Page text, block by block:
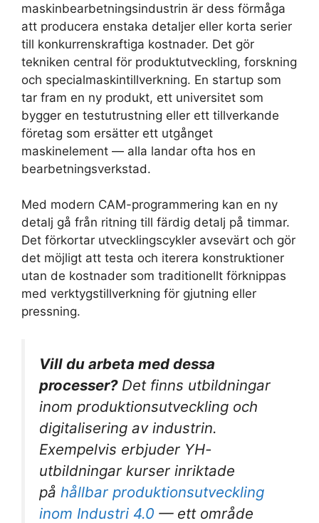
maskinbearbetningsindustrin är dess förmåga
att producera enstaka detaljer eller korta serier
till konkurrenskraftiga kostnader. Det gör
tekniken central för produktutveckling, forskning
och specialmaskintillverkning. En startup som
tar fram en ny produkt, ett universitet som
bygger en testutrustning eller ett tillverkande
företag som ersätter ett utgånget
maskinelement — alla landar ofta hos en
bearbetningsverkstad.
Med modern CAM-programmering kan en ny
detalj gå från ritning till färdig detalj på timmar.
Det förkortar utvecklingscykler avsevärt och gör
det möjligt att testa och iterera konstruktioner
utan de kostnader som traditionellt förknippas
med verktygstillverkning för gjutning eller
pressning.
Vill du arbeta med dessa
processer?Det finns utbildningar
inom produktionsutveckling och
digitalisering av industrin.
Exempelvis erbjuder YH-
utbildningar kurser inriktade
på hållbar produktionsutveckling
inom Industri 4.0 — ett område